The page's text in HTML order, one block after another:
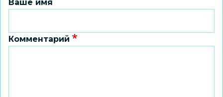
Ваше имя
Комментарий